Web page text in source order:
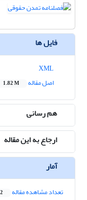
فایل ها
اصل مقاله
1.82 M
هم رسانی
ارجاع به این مقاله
آمار
تعداد مشاهده مقاله